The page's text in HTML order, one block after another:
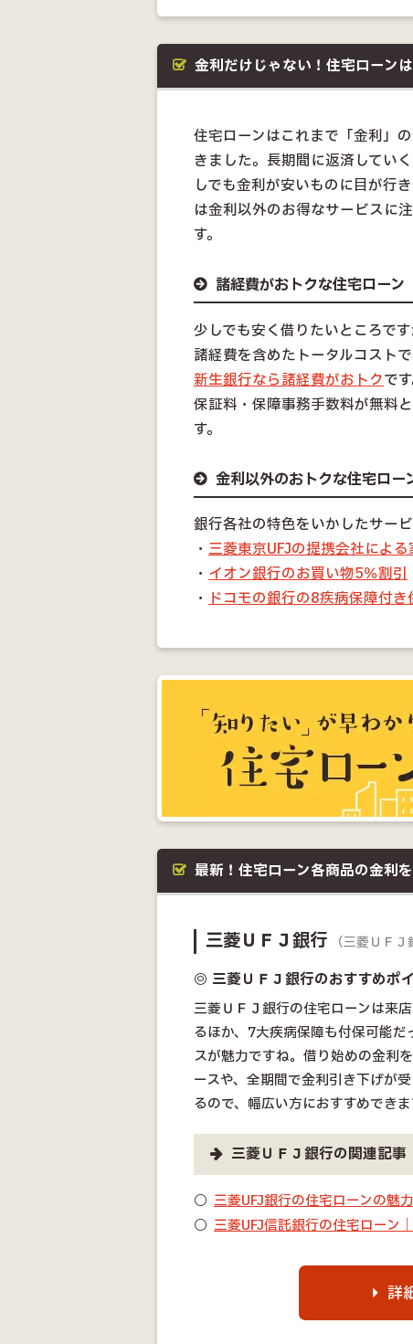
金利だけじゃない！住宅ローン
住宅ローンはこれまで「金利」
きました。長期間に返済してい
しでも金利が安いものに目が行
は金利以外のお得なサービスに
す。
諸経費がおトクな住宅ローン
少しでも安く借りたいところで
諸経費を含めたトータルコストで
新生銀行なら諸経費がおトクです
保証料・保障事務手数料が無料
す。
金利以外のおトクな住宅ロー
銀行各社の特色をいかしたサービ
・ 三菱東京UFJの提携会社によ
・ イオン銀行のお買い物5％割引
・ ドコモの銀行の8疾病保障付き
最新！住宅ローン各商品の金利を
三菱ＵＦＪ銀行 （三菱ＵＦ
◎ 三菱ＵＦＪ銀行のおすすめポ
三菱ＵＦＪ銀行の住宅ローンは来
るほか、7大疾病保障も付保可能だ
スが魅力ですね。借り始めの金利
ースや、全期間で金利引き下げが
るので、幅広い方におすすめできま
三菱ＵＦＪ銀行の関連記事
三菱UFJ銀行の住宅ローンの魅
三菱UFJ信託銀行の住宅ローン
詳